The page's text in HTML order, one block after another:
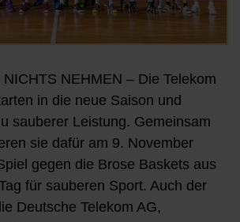
NEHMEN – Die Telekom
in die neue Saison und
sauberer Leistung. Gemeinsam
sie dafür am 9. November
gegen die Brose Baskets aus
für sauberen Sport. Auch der
Deutsche Telekom AG,